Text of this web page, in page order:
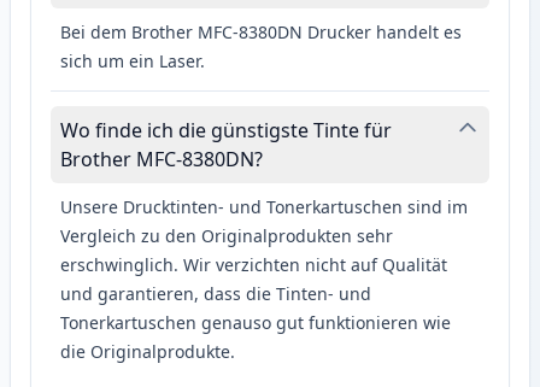
Bei dem Brother MFC-8380DN Drucker handelt es
sich um ein Laser.
Wo finde ich die günstigste Tinte für
Brother MFC-8380DN?
Unsere Drucktinten- und Tonerkartuschen sind im
Vergleich zu den Originalprodukten sehr
erschwinglich. Wir verzichten nicht auf Qualität
und garantieren, dass die Tinten- und
Tonerkartuschen genauso gut funktionieren wie
die Originalprodukte.